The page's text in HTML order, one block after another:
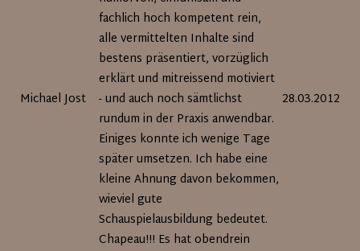
Michael Jost
fachlich hoch kompetent rein,
alle vermittelten Inhalte sind
bestens präsentiert, vorzüglich
erklärt und mitreissend motiviert
- und auch noch sämtlichst
rundum in der Praxis anwendbar.
Einiges konnte ich wenige Tage
später umsetzen. Ich habe eine
kleine Ahnung davon bekommen,
wieviel gute
Schauspielausbildung bedeutet.
Chapeau!!! Es hat obendrein
28.03.2012